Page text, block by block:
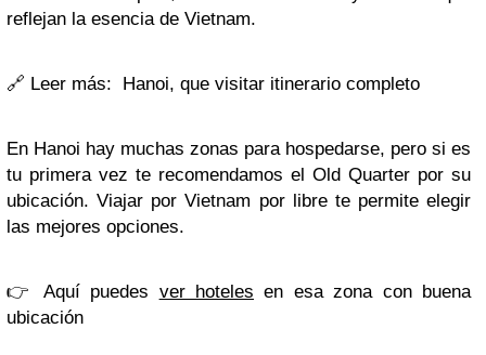
reflejan la esencia de Vietnam.
🔗 Leer más: Hanoi, que visitar itinerario completo
En Hanoi hay muchas zonas para hospedarse, pero si es
tu primera vez te recomendamos el Old Quarter por su
ubicación. Viajar por Vietnam por libre te permite elegir
las mejores opciones.
👉 Aquí puedes ver hoteles en esa zona con buena
ubicación